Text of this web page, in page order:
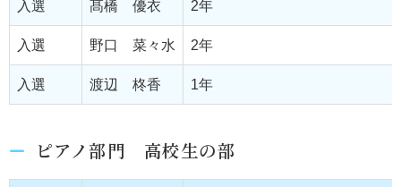
入選 髙橋 優衣 2年
入選 野口 菜々水 2年
入選 渡辺 柊香 1年
ピアノ部門 高校生の部